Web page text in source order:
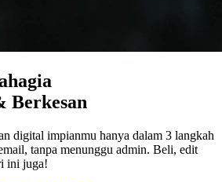
Berkesan
digital impianmu hanya dalam 3 langkah
tanpa menunggu admin. Beli, edit
ini juga!